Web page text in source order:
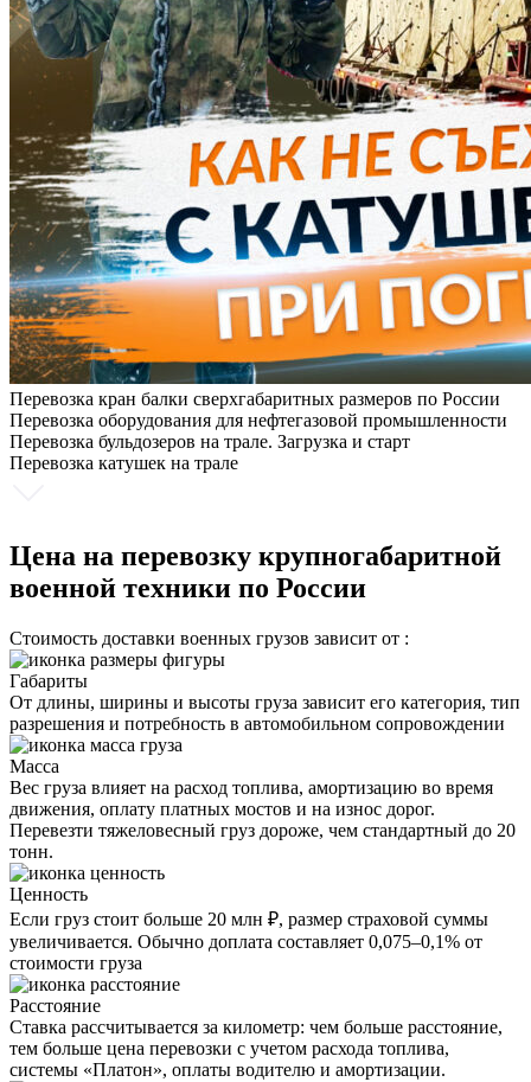
Перевозка кран балки сверхгабаритных размеров по России
Перевозка оборудования для нефтегазовой промышленности
Перевозка бульдозеров на трале. Загрузка и старт
Перевозка катушек на трале
Цена на перевозку крупногабаритной
военной техники по России
Стоимость доставки военных грузов зависит от :
Габариты
От длины, ширины и высоты груза зависит его категория, тип
разрешения и потребность в автомобильном сопровождении
Масса
Вес груза влияет на расход топлива, амортизацию во время
движения, оплату платных мостов и на износ дорог.
Перевезти тяжеловесный груз дороже, чем стандартный до 20
тонн.
Ценность
Если груз стоит больше 20 млн ₽, размер страховой суммы
увеличивается. Обычно доплата составляет 0,075–0,1% от
стоимости груза
Расстояние
Ставка рассчитывается за километр: чем больше расстояние,
тем больше цена перевозки с учетом расхода топлива,
системы «Платон», оплаты водителю и амортизации.